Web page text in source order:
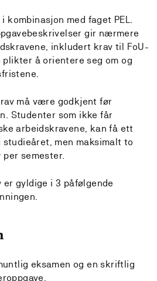
kombinasjon med faget PEL.
gir nærmere
inkludert krav til FoU-
plikter å orientere seg om og
må være godkjent før
Studenter som ikke får
arbeidskravene, kan få ett
men maksimalt to
semester.
gyldige i 3 påfølgende
eksamen og en skriftlig